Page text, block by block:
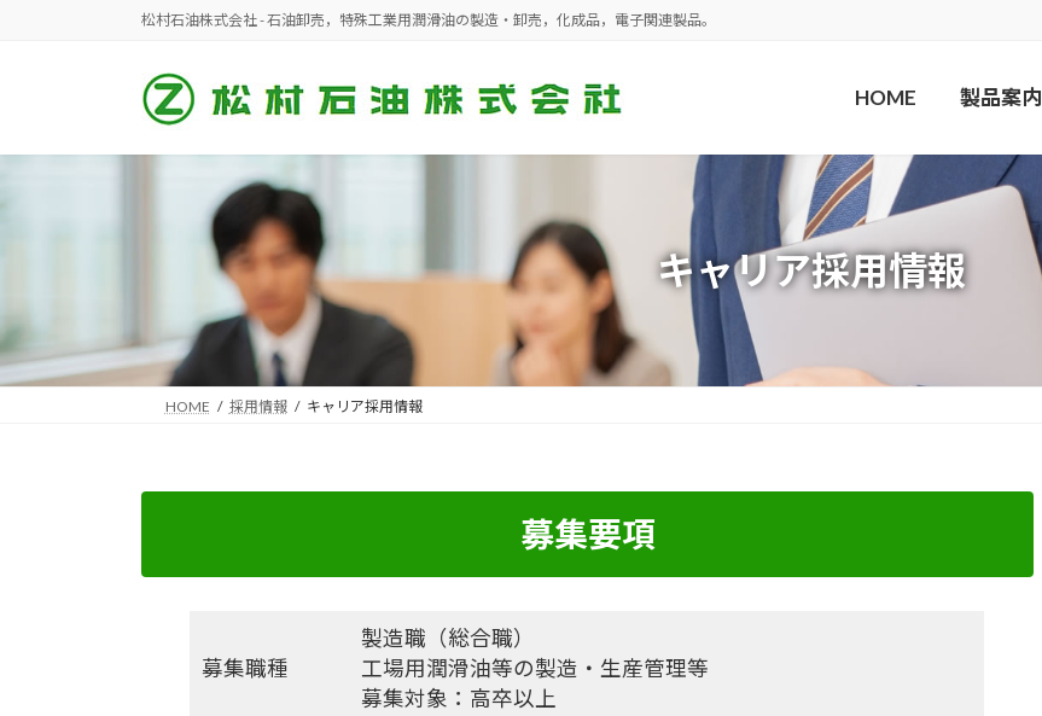
松村石油株式会社 - 石油卸売，特殊工業用潤滑油の製造・卸売，化成品，電子関連製品。
HOME 製品案内
キャリア採用情報
HOME 採用情報 キャリア採用情報
募集要項
募集職種
製造職（総合職）
工場用潤滑油等の製造・生産管理等
募集対象：高卒以上